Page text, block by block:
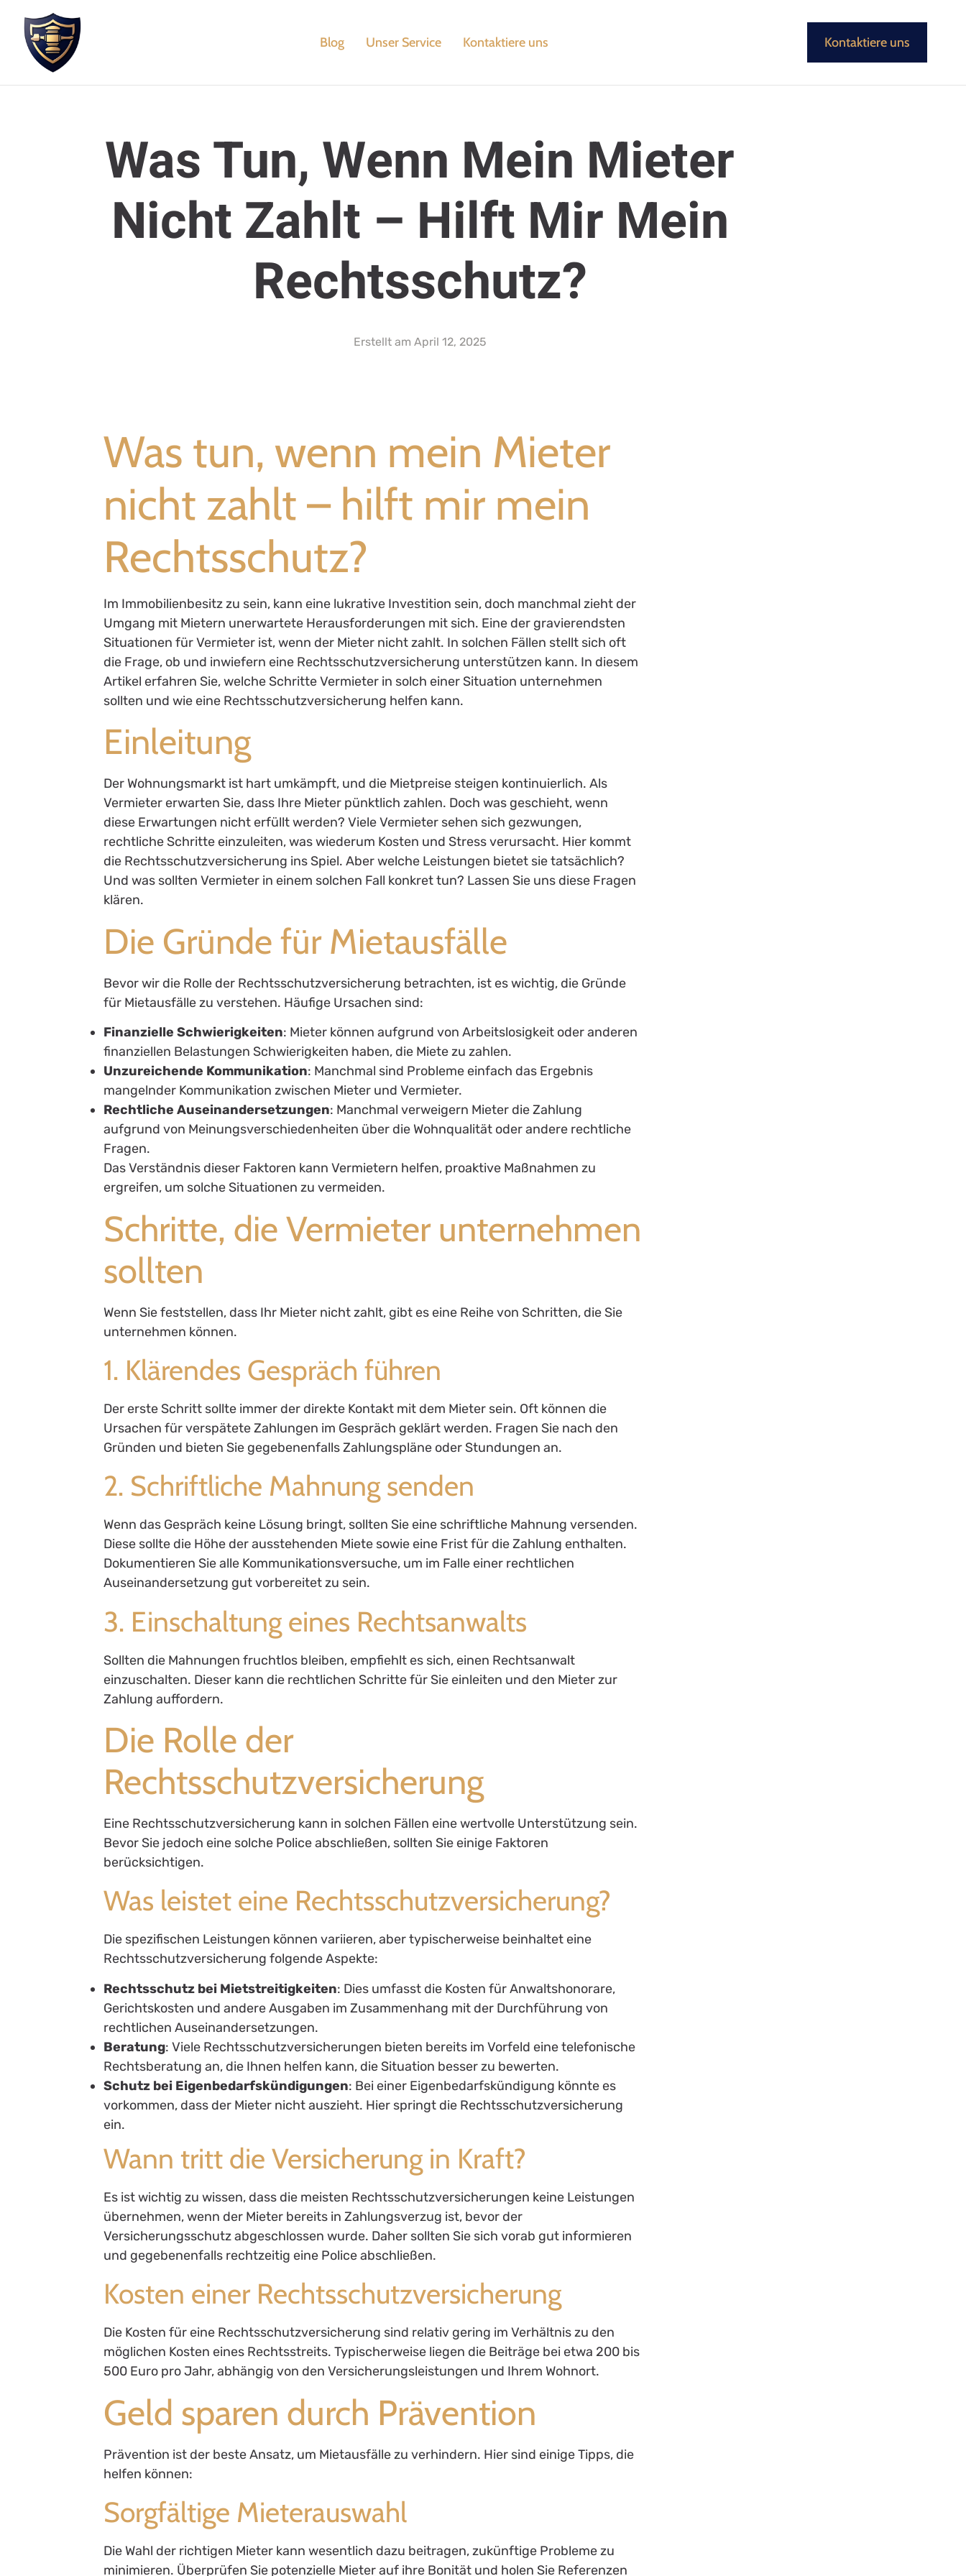
Blog Unser Service Kontaktiere uns Kontaktiere uns
Was Tun, Wenn Mein Mieter
Nicht Zahlt – Hilft Mir Mein
Rechtsschutz?
Erstellt am April 12, 2025
Was tun, wenn mein Mieter
nicht zahlt – hilft mir mein
Rechtsschutz?
Im Immobilienbesitz zu sein, kann eine lukrative Investition sein, doch manchmal zieht der
Umgang mit Mietern unerwartete Herausforderungen mit sich. Eine der gravierendsten
Situationen für Vermieter ist, wenn der Mieter nicht zahlt. In solchen Fällen stellt sich oft
die Frage, ob und inwiefern eine Rechtsschutzversicherung unterstützen kann. In diesem
Artikel erfahren Sie, welche Schritte Vermieter in solch einer Situation unternehmen
sollten und wie eine Rechtsschutzversicherung helfen kann.
Einleitung
Der Wohnungsmarkt ist hart umkämpft, und die Mietpreise steigen kontinuierlich. Als
Vermieter erwarten Sie, dass Ihre Mieter pünktlich zahlen. Doch was geschieht, wenn
diese Erwartungen nicht erfüllt werden? Viele Vermieter sehen sich gezwungen,
rechtliche Schritte einzuleiten, was wiederum Kosten und Stress verursacht. Hier kommt
die Rechtsschutzversicherung ins Spiel. Aber welche Leistungen bietet sie tatsächlich?
Und was sollten Vermieter in einem solchen Fall konkret tun? Lassen Sie uns diese Fragen
klären.
Die Gründe für Mietausfälle
Bevor wir die Rolle der Rechtsschutzversicherung betrachten, ist es wichtig, die Gründe
für Mietausfälle zu verstehen. Häufige Ursachen sind:
Finanzielle Schwierigkeiten: Mieter können aufgrund von Arbeitslosigkeit oder anderen
finanziellen Belastungen Schwierigkeiten haben, die Miete zu zahlen.
Unzureichende Kommunikation: Manchmal sind Probleme einfach das Ergebnis
mangelnder Kommunikation zwischen Mieter und Vermieter.
Rechtliche Auseinandersetzungen: Manchmal verweigern Mieter die Zahlung
aufgrund von Meinungsverschiedenheiten über die Wohnqualität oder andere rechtliche
Fragen.
Das Verständnis dieser Faktoren kann Vermietern helfen, proaktive Maßnahmen zu
ergreifen, um solche Situationen zu vermeiden.
Schritte, die Vermieter unternehmen
sollten
Wenn Sie feststellen, dass Ihr Mieter nicht zahlt, gibt es eine Reihe von Schritten, die Sie
unternehmen können.
1. Klärendes Gespräch führen
Der erste Schritt sollte immer der direkte Kontakt mit dem Mieter sein. Oft können die
Ursachen für verspätete Zahlungen im Gespräch geklärt werden. Fragen Sie nach den
Gründen und bieten Sie gegebenenfalls Zahlungspläne oder Stundungen an.
2. Schriftliche Mahnung senden
Wenn das Gespräch keine Lösung bringt, sollten Sie eine schriftliche Mahnung versenden.
Diese sollte die Höhe der ausstehenden Miete sowie eine Frist für die Zahlung enthalten.
Dokumentieren Sie alle Kommunikationsversuche, um im Falle einer rechtlichen
Auseinandersetzung gut vorbereitet zu sein.
3. Einschaltung eines Rechtsanwalts
Sollten die Mahnungen fruchtlos bleiben, empfiehlt es sich, einen Rechtsanwalt
einzuschalten. Dieser kann die rechtlichen Schritte für Sie einleiten und den Mieter zur
Zahlung auffordern.
Die Rolle der
Rechtsschutzversicherung
Eine Rechtsschutzversicherung kann in solchen Fällen eine wertvolle Unterstützung sein.
Bevor Sie jedoch eine solche Police abschließen, sollten Sie einige Faktoren
berücksichtigen.
Was leistet eine Rechtsschutzversicherung?
Die spezifischen Leistungen können variieren, aber typischerweise beinhaltet eine
Rechtsschutzversicherung folgende Aspekte:
Rechtsschutz bei Mietstreitigkeiten: Dies umfasst die Kosten für Anwaltshonorare,
Gerichtskosten und andere Ausgaben im Zusammenhang mit der Durchführung von
rechtlichen Auseinandersetzungen.
Beratung: Viele Rechtsschutzversicherungen bieten bereits im Vorfeld eine telefonische
Rechtsberatung an, die Ihnen helfen kann, die Situation besser zu bewerten.
Schutz bei Eigenbedarfskündigungen: Bei einer Eigenbedarfskündigung könnte es
vorkommen, dass der Mieter nicht auszieht. Hier springt die Rechtsschutzversicherung
ein.
Wann tritt die Versicherung in Kraft?
Es ist wichtig zu wissen, dass die meisten Rechtsschutzversicherungen keine Leistungen
übernehmen, wenn der Mieter bereits in Zahlungsverzug ist, bevor der
Versicherungsschutz abgeschlossen wurde. Daher sollten Sie sich vorab gut informieren
und gegebenenfalls rechtzeitig eine Police abschließen.
Kosten einer Rechtsschutzversicherung
Die Kosten für eine Rechtsschutzversicherung sind relativ gering im Verhältnis zu den
möglichen Kosten eines Rechtsstreits. Typischerweise liegen die Beiträge bei etwa 200 bis
500 Euro pro Jahr, abhängig von den Versicherungsleistungen und Ihrem Wohnort.
Geld sparen durch Prävention
Prävention ist der beste Ansatz, um Mietausfälle zu verhindern. Hier sind einige Tipps, die
helfen können:
Sorgfältige Mieterauswahl
Die Wahl der richtigen Mieter kann wesentlich dazu beitragen, zukünftige Probleme zu
minimieren. Überprüfen Sie potenzielle Mieter auf ihre Bonität und holen Sie Referenzen